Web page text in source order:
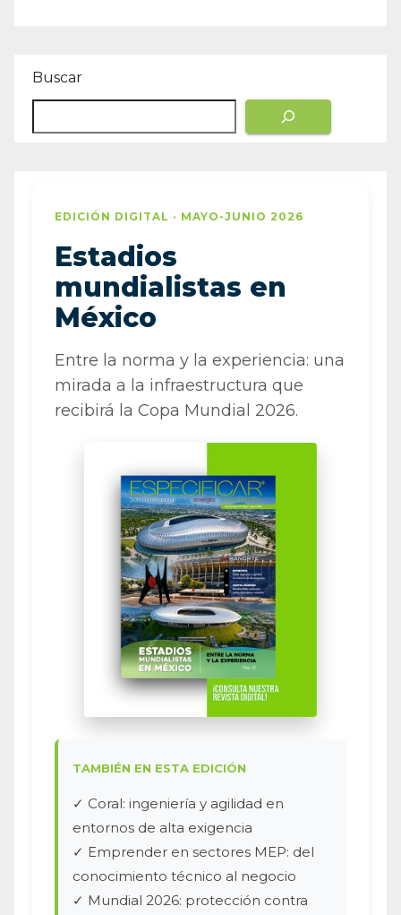
Buscar
EDICIÓN DIGITAL · MAYO-JUNIO 2026
Estadios
mundialistas en
México
Entre la norma y la experiencia: una
mirada a la infraestructura que
recibirá la Copa Mundial 2026.
TAMBIÉN EN ESTA EDICIÓN
✓ Coral: ingeniería y agilidad en
entornos de alta exigencia
✓ Emprender en sectores MEP: del
conocimiento técnico al negocio
✓ Mundial 2026: protección contra